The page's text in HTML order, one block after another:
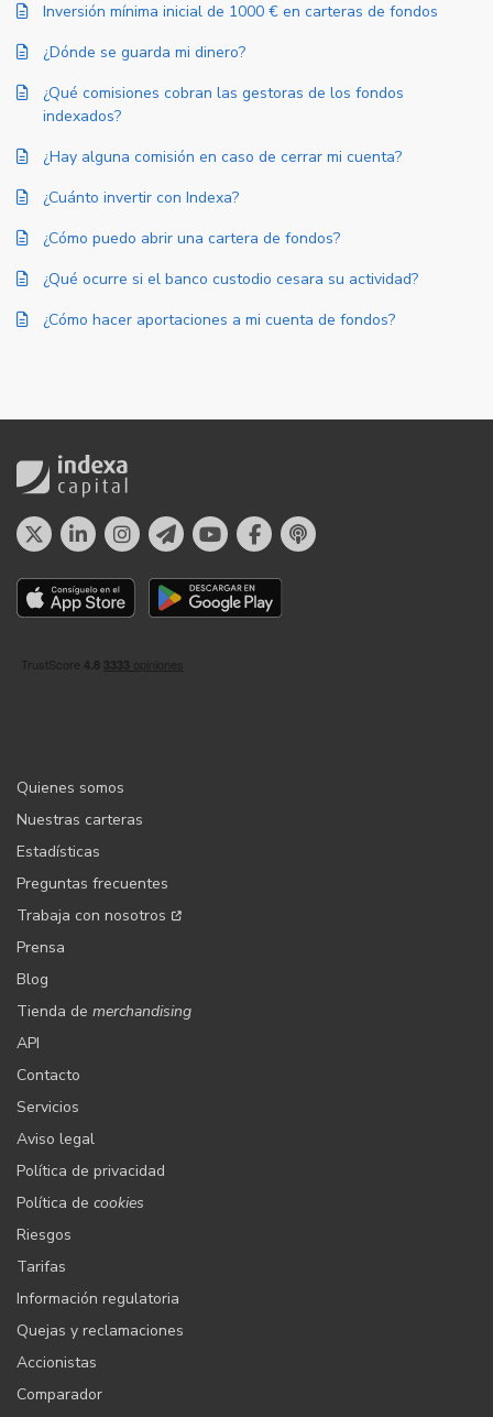
Inversión mínima inicial de 1000 € en carteras de fondos
¿Dónde se guarda mi dinero?
¿Qué comisiones cobran las gestoras de los fondos
indexados?
¿Hay alguna comisión en caso de cerrar mi cuenta?
¿Cuánto invertir con Indexa?
¿Cómo puedo abrir una cartera de fondos?
¿Qué ocurre si el banco custodio cesara su actividad?
¿Cómo hacer aportaciones a mi cuenta de fondos?
Quienes somos
Nuestras carteras
Estadísticas
Preguntas frecuentes
Trabaja con nosotros
Prensa
Blog
Tienda de merchandising
API
Contacto
Servicios
Aviso legal
Política de privacidad
Política de cookies
Riesgos
Tarifas
Información regulatoria
Quejas y reclamaciones
Accionistas
Comparador